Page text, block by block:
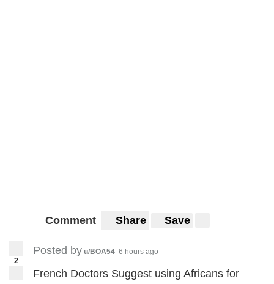
Comment Share Save
2
Posted by u/BOA54 6 hours ago
French Doctors Suggest using Africans for